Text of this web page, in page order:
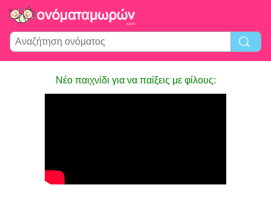
Νέο παιχνίδι για να παίξεις με φίλους: